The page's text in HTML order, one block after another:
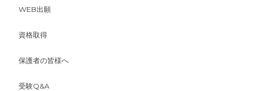
WEB出願
資格取得
保護者の皆様へ
受験Q&A